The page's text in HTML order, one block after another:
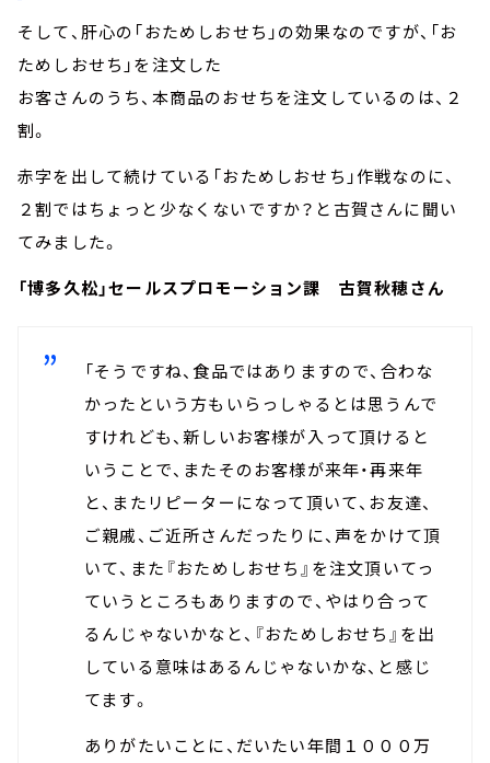
そして、肝心の「おためしおせち」の効果なのですが、「お
ためしおせち」を注文した
お客さんのうち、本商品のおせちを注文しているのは、２
割。
赤字を出して続けている「おためしおせち」作戦なのに、
２割ではちょっと少なくないですか？と古賀さんに聞い
てみました。
「博多久松」セールスプロモーション課 古賀秋穂さん
「そうですね、食品ではありますので、合わな
かったという方もいらっしゃるとは思うんで
すけれども、新しいお客様が入って頂けると
いうことで、またそのお客様が来年・再来年
と、またリピーターになって頂いて、お友達、
ご親戚、ご近所さんだったりに、声をかけて頂
いて、また『おためしおせち』を注文頂いてっ
ていうところもありますので、やはり合って
るんじゃないかなと、『おためしおせち』を出
している意味はあるんじゃないかな、と感じ
てます。
ありがたいことに、だいたい年間１０００万